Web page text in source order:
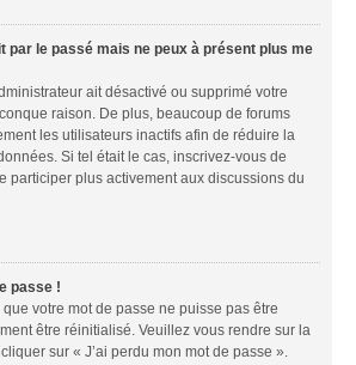
par le passé mais ne peux à présent plus me
ait désactivé ou supprimé votre
raison. De plus, beaucoup de forums
les utilisateurs inactifs afin de réduire la
Si tel était le cas, inscrivez-vous de
participer plus activement aux discussions du
passe !
votre mot de passe ne puisse pas être
être réinitialisé. Veuillez vous rendre sur la
sur « J’ai perdu mon mot de passe ».